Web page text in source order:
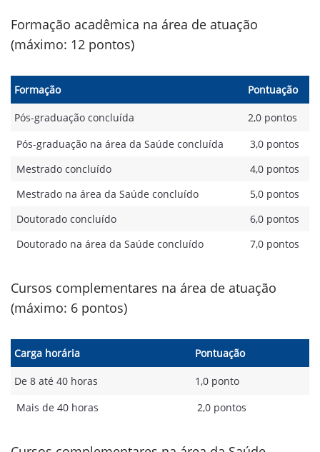
Formação acadêmica na área de atuação
(máximo: 12 pontos)
Formação Pontuação
Pós-graduação concluída
2,0 pontos
Pós-graduação na área da Saúde concluída
3,0 pontos
Mestrado concluído
4,0 pontos
Mestrado na área da Saúde concluído
5,0 pontos
Doutorado concluído
6,0 pontos
Doutorado na área da Saúde concluído
7,0 pontos
Cursos complementares na área de atuação
(máximo: 6 pontos)
Carga horária Pontuação
De 8 até 40 horas
1,0 ponto
Mais de 40 horas
2,0 pontos